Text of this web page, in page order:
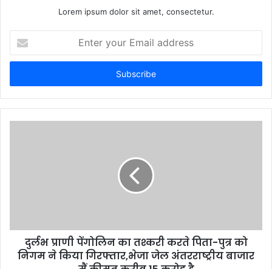
Lorem ipsum dolor sit amet, consectetur.
t
r
y
दुर्लभ प्राणी पेंगोलिन का तश्करी करते पिता-पुत्र को
निगम ने किया गिरफ्तार,भेजा जेल अंतरराष्ट्रीय बाजार